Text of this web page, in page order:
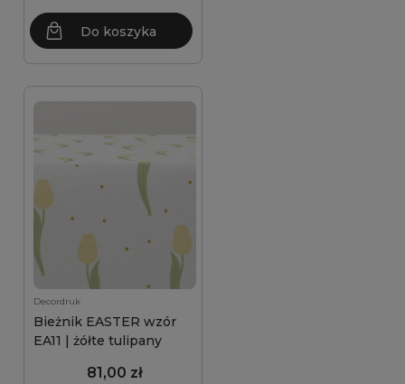
Do koszyka
Decordruk
Bieżnik EASTER wzór
EA11 | żółte tulipany
81,00 zł